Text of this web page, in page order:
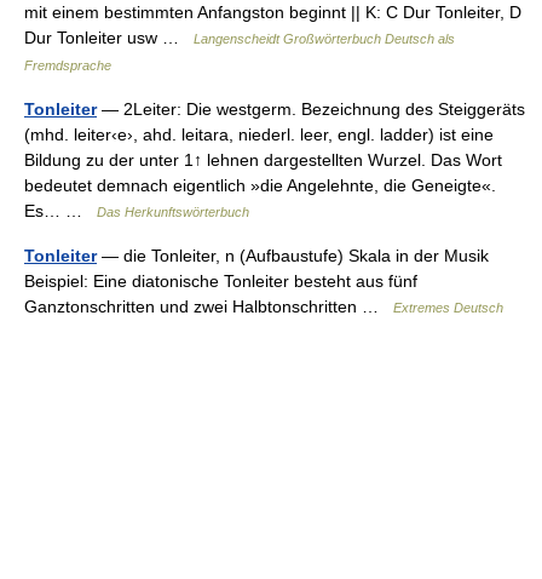
mit einem bestimmten Anfangston beginnt || K: C Dur Tonleiter, D
Dur Tonleiter usw …
Langenscheidt Großwörterbuch Deutsch als
Fremdsprache
Tonleiter— 2Leiter: Die westgerm. Bezeichnung des Steiggeräts
(mhd. leiter‹e›, ahd. leitara, niederl. leer, engl. ladder) ist eine
Bildung zu der unter 1↑ lehnen dargestellten Wurzel. Das Wort
bedeutet demnach eigentlich »die Angelehnte, die Geneigte«.
Es… …
Das Herkunftswörterbuch
Tonleiter— die Tonleiter, n (Aufbaustufe) Skala in der Musik
Beispiel: Eine diatonische Tonleiter besteht aus fünf
Ganztonschritten und zwei Halbtonschritten …
Extremes Deutsch